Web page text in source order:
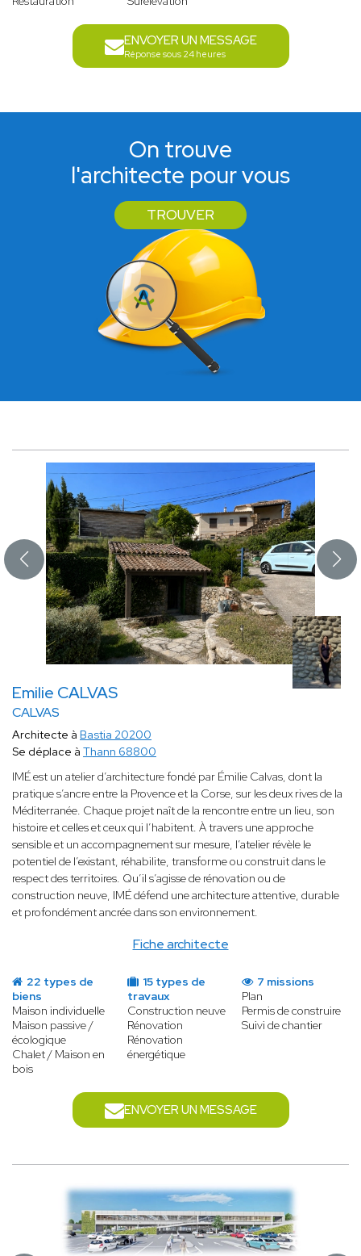
ENVOYER UN MESSAGE
Réponse sous 24 heures
On trouve
l'architecte pour vous
TROUVER
Emilie CALVAS
CALVAS
Fiche architecte
Architecte à Bastia 20200
Se déplace à Thann 68800
IMÉ est un atelier d’architecture fondé par Émilie Calvas, dont la
pratique s’ancre entre la Provence et la Corse, sur les deux rives de la
Méditerranée. Chaque projet naît de la rencontre entre un lieu, son
histoire et celles et ceux qui l’habitent. À travers une approche
sensible et un accompagnement sur mesure, l’atelier révèle le
potentiel de l’existant, réhabilite, transforme ou construit dans le
respect des territoires. Qu’il s’agisse de rénovation ou de
construction neuve, IMÉ défend une architecture attentive, durable
et profondément ancrée dans son environnement.
22 types de
biens
Maison individuelle
Maison passive /
écologique
Chalet / Maison en
bois
15 types de
travaux
Construction neuve
Rénovation
Rénovation
énergétique
7 missions
Plan
Permis de construire
Suivi de chantier
ENVOYER UN MESSAGE